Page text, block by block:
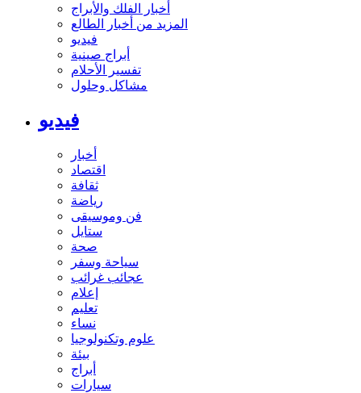
أخبار الفلك والأبراج
المزيد من أخبار الطالع
فيديو
أبراج صينية
تفسير الأحلام
مشاكل وحلول
فيديو
أخبار
اقتصاد
ثقافة
رياضة
فن وموسيقى
ستايل
صحة
سياحة وسفر
عجائب غرائب
إعلام
تعليم
نساء
علوم وتكنولوجيا
بيئة
أبراج
سيارات